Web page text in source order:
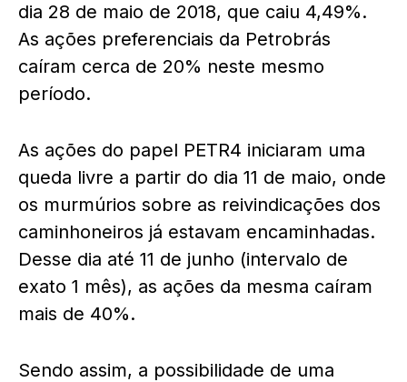
dia 28 de maio de 2018, que caiu 4,49%.
As ações preferenciais da Petrobrás
caíram cerca de 20% neste mesmo
período.
As ações do papel PETR4 iniciaram uma
queda livre a partir do dia 11 de maio, onde
os murmúrios sobre as reivindicações dos
caminhoneiros já estavam encaminhadas.
Desse dia até 11 de junho (intervalo de
exato 1 mês), as ações da mesma caíram
mais de 40%.
Sendo assim, a possibilidade de uma